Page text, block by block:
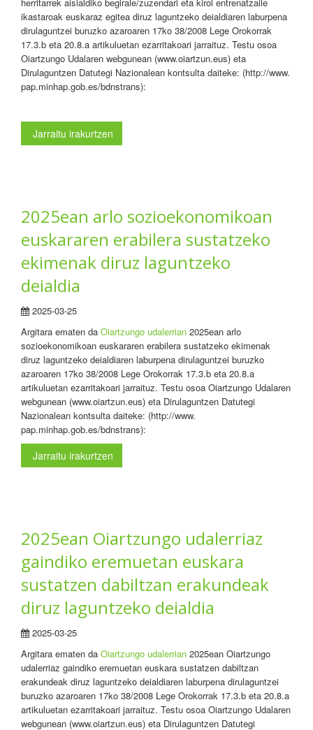
ikastaroak euskaraz egitea diruz laguntzeko deialdiaren laburpena
dirulaguntzei buruzko azaroaren 17ko 38/2008 Lege Orokorrak
17.3.b eta 20.8.a artikuluetan ezarritakoari jarraituz. Testu osoa
Oiartzungo Udalaren webgunean (www.oiartzun.eus) eta
Dirulaguntzen Datutegi Nazionalean kontsulta daiteke: (http://www.
pap.minhap.gob.es/bdnstrans):
Jarraitu irakurtzen
2025ean arlo sozioekonomikoan
euskararen erabilera sustatzeko
ekimenak diruz laguntzeko
deialdia
2025-03-25
Argitara ematen da Oiartzungo udalerrian 2025ean arlo
sozioekonomikoan euskararen erabilera sustatzeko ekimenak
diruz laguntzeko deialdiaren laburpena dirulaguntzei buruzko
azaroaren 17ko 38/2008 Lege Orokorrak 17.3.b eta 20.8.a
artikuluetan ezarritakoari jarraituz. Testu osoa Oiartzungo Udalaren
webgunean (www.oiartzun.eus) eta Dirulaguntzen Datutegi
Nazionalean kontsulta daiteke: (http://www.
pap.minhap.gob.es/bdnstrans):
Jarraitu irakurtzen
2025ean Oiartzungo udalerriaz
gaindiko eremuetan euskara
sustatzen dabiltzan erakundeak
diruz laguntzeko deialdia
2025-03-25
Argitara ematen da Oiartzungo udalerrian 2025ean Oiartzungo
udalerriaz gaindiko eremuetan euskara sustatzen dabiltzan
erakundeak diruz laguntzeko deialdiaren laburpena dirulaguntzei
buruzko azaroaren 17ko 38/2008 Lege Orokorrak 17.3.b eta 20.8.a
artikuluetan ezarritakoari jarraituz. Testu osoa Oiartzungo Udalaren
webgunean (www.oiartzun.eus) eta Dirulaguntzen Datutegi